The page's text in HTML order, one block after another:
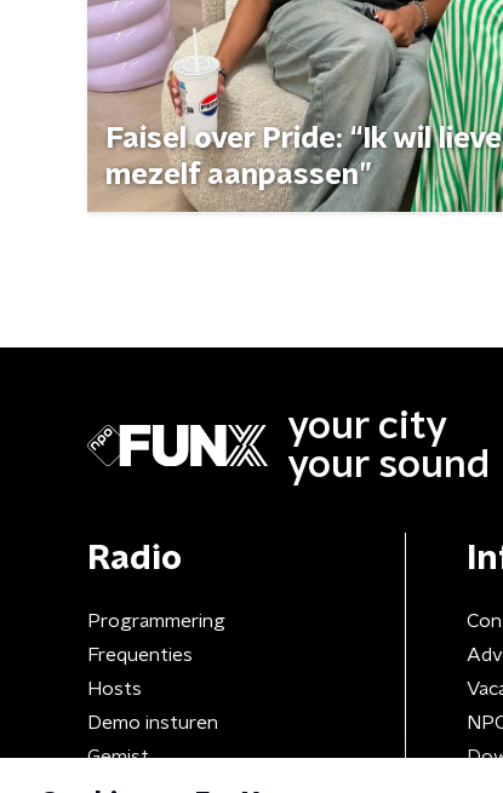
Faisel over Pride: “Ik wil
mezelf aanpassen”
your city
your sound
Radio
Programmering
Frequenties
Hosts
Demo insturen
Gemist